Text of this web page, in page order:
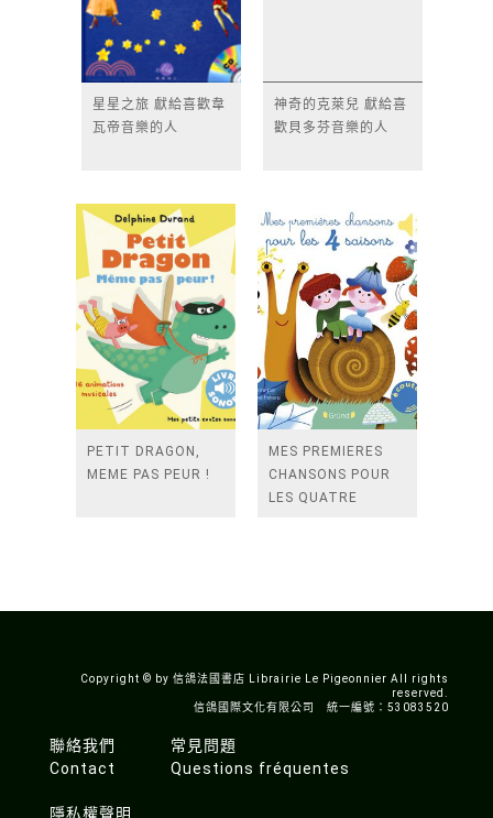
星星之旅 獻給喜歡韋
瓦帝音樂的人
神奇的克萊兒 獻給喜
歡貝多芬音樂的人
PETIT DRAGON,
MEME PAS PEUR !
MES PREMIERES
CHANSONS POUR
LES QUATRE
Copyright © by 信鴿法國書店 Librairie Le Pigeonnier All rights
reserved.
信鴿國際文化有限公司 統一編號：53083520
聯絡我們
Contact
常見問題
Questions fréquentes
隱私權聲明